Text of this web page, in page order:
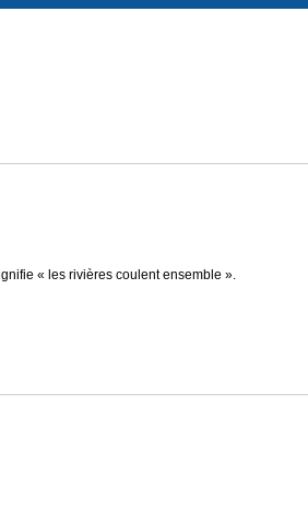
« les rivières coulent ensemble ».